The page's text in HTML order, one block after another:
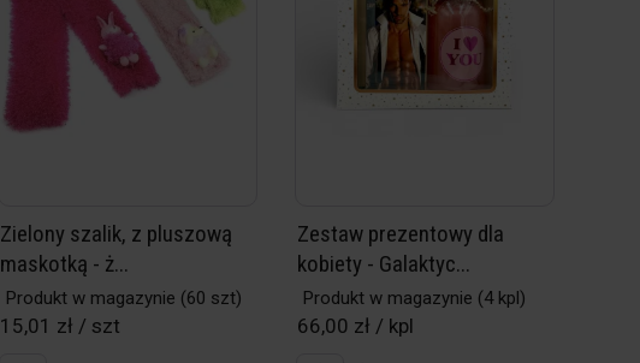
Zielony szalik, z pluszową
maskotką - ż...
Produkt w magazynie (60 szt)
15,01 zł / szt
Zestaw prezentowy dla
kobiety - Galaktyc...
Produkt w magazynie (4 kpl)
66,00 zł / kpl